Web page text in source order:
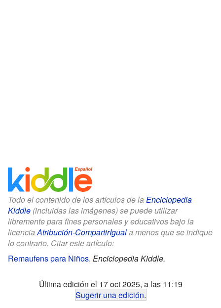
Todo el contenido de los artículos de la Enciclopedia
Kiddle (incluidas las imágenes) se puede utilizar
libremente para fines personales y educativos bajo la
licenciaAtribución-CompartirIguala menos que se indique
lo contrario. Citar este artículo:
Remaufens para Niños. Enciclopedia Kiddle.
Última edición el 17 oct 2025, a las 11:19
Sugerir una edición.